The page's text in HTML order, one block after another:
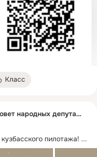
Класс
Новокузнецкий городской Совет народных депутатов
пилотажа! ...